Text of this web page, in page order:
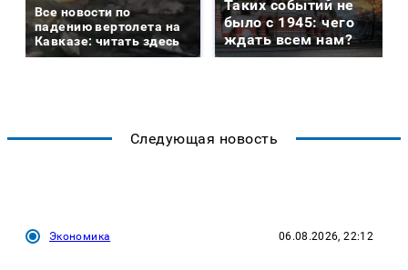
Все новости по
падению вертолета на
Кавказе: читать здесь
Таких событий не
было с 1945: чего
ждать всем нам?
Следующая новость
Экономика 06.08.2026, 22:12